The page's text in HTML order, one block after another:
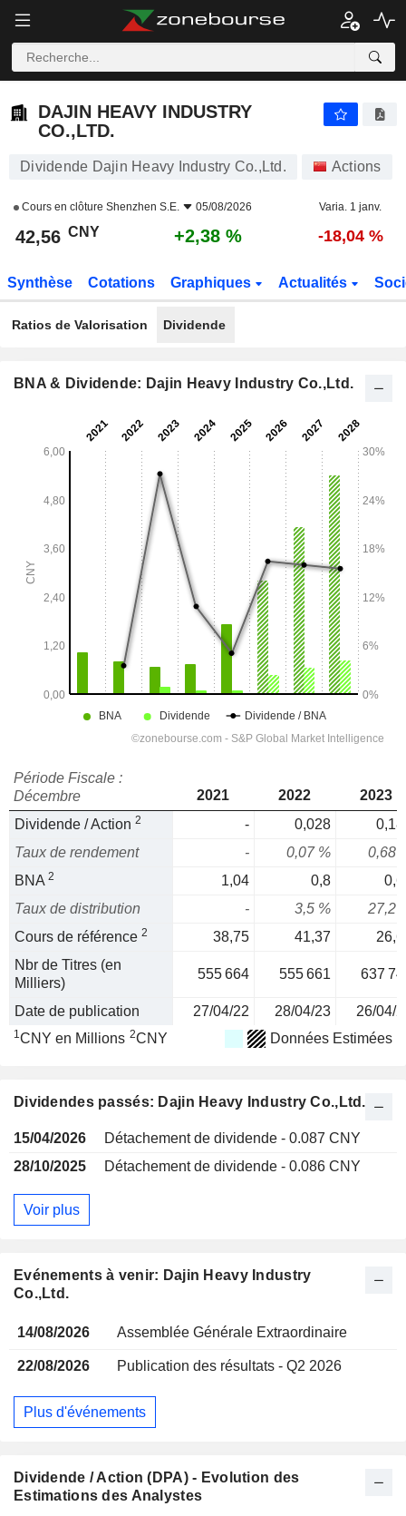
DAJIN HEAVY INDUSTRY
CO.,LTD.
Dividende Dajin Heavy Industry Co.,Ltd. Actions
Cours en clôture Shenzhen S.E. 05/08/2026 Varia. 1 janv.
42,56 CNY +2,38 % -18,04 %
Synthèse Cotations Graphiques Actualités
Ratios de Valorisation Dividende
BNA & Dividende: Dajin Heavy Industry Co.,Ltd.
Période Fiscale :
Décembre
2021 2022
2023
Dividende / Action 2 - 0,028
Taux de rendement
- 0,07 %
0,68
BNA 2 1,04 0,8
Taux de distribution
- 3,5 %
27,2
Cours de référence 2 38,75 41,37
Nbr de Titres (en
Milliers)
555 664 555 661 637
Date de publication 27/04/22 28/04/23 26/04/
1CNY en Millions 2CNY Données Estimées
Dividendes passés: Dajin Heavy Industry Co.,Ltd.
15/04/2026
Détachement de dividende - 0.087 CNY
28/10/2025
Détachement de dividende - 0.086 CNY
Voir plus
Evénements à venir: Dajin Heavy Industry
Co.,Ltd.
14/08/2026 Assemblée Générale Extraordinaire
22/08/2026 Publication des résultats - Q2 2026
Plus d'événements
Dividende / Action (DPA) - Evolution des
Estimations des Analystes